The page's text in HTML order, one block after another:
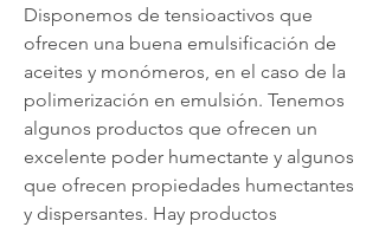
Disponemos de tensioactivos que
ofrecen una buena emulsificación de
aceites y monómeros, en el caso de la
polimerización en emulsión. Tenemos
algunos productos que ofrecen un
excelente poder humectante y algunos
que ofrecen propiedades humectantes
y dispersantes. Hay productos